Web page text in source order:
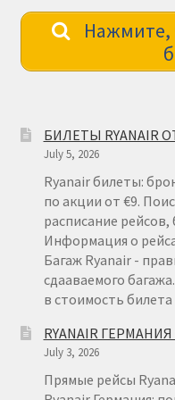
Нажмите,
БИЛЕТЫ RYANAIR
July 5, 2026
Ryanair билеты:
по акции от €9.
расписание
Информация о
Багаж Ryanair -
сдааваемого
в стоимость билета
RYANAIR ГЕРМАНИЯ
July 3, 2026
Прямые рейсы